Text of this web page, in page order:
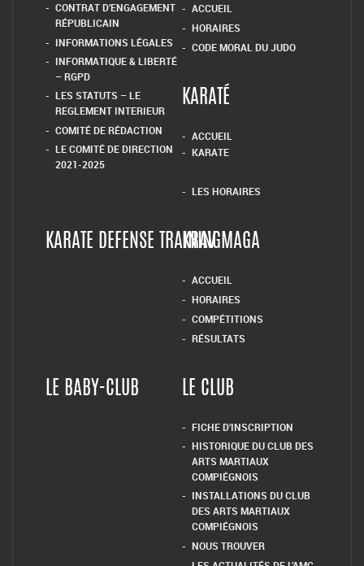
CONTRAT D’ENGAGEMENT
RÉPUBLICAIN
INFORMATIONS LÉGALES
INFORMATIQUE & LIBERTÉ
– RGPD
LES STATUTS – LE
REGLEMENT INTERIEUR
COMITÉ DE RÉDACTION
LE COMITÉ DE DIRECTION
2021-2025
ACCUEIL
HORAIRES
CODE MORAL DU JUDO
KARATÉ
ACCUEIL
KARATE
LES HORAIRES
KARATE DEFENSE TRAININGKRAV MAGA
ACCUEIL
HORAIRES
COMPÉTITIONS
RÉSULTATS
LE BABY-CLUB LE CLUB
FICHE D’INSCRIPTION
HISTORIQUE DU CLUB DES
ARTS MARTIAUX
COMPIÉGNOIS
INSTALLATIONS DU CLUB
DES ARTS MARTIAUX
COMPIÉGNOIS
NOUS TROUVER